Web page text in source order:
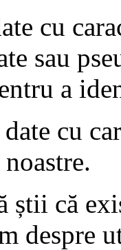
cu
sau
a
cu
știi că
despre